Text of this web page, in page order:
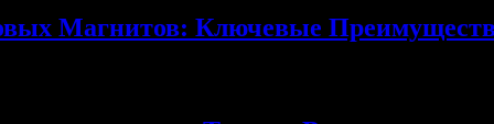
Магнитов: Ключевые